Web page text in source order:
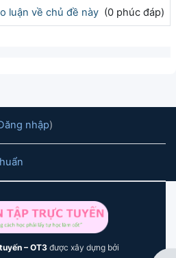
luận về chủ đề này (0 phúc đáp)
nhập)
– OT3được xây dựng bởi